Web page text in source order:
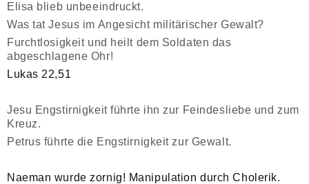
Elisa blieb unbeeindruckt.
Was tat Jesus im Angesicht militärischer Gewalt?
Furchtlosigkeit und heilt dem Soldaten das
abgeschlagene Ohr!
Lukas 22,51
Jesu Engstirnigkeit führte ihn zur Feindesliebe und zum
Kreuz.
Petrus führte die Engstirnigkeit zur Gewalt.
Naeman wurde zornig! Manipulation durch Cholerik.